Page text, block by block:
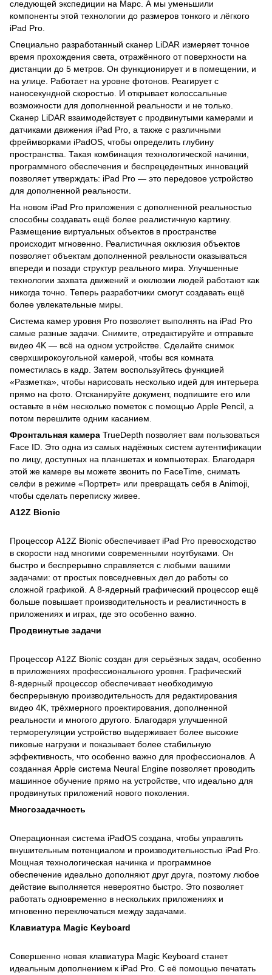
следующей экспедиции на Марс. А мы уменьшили
компоненты этой технологии до размеров тонкого и лёгкого
iPad Pro.
Специально разработанный сканер LiDAR измеряет точное
время прохождения света, отражённого от поверхности на
дистанции до 5 метров. Он функционирует и в помещении, и
на улице. Работает на уровне фотонов. Реагирует с
наносекундной скоростью. И открывает колоссальные
возможности для дополненной реальности и не только.
Сканер LiDAR взаимодействует с продвинутыми камерами и
датчиками движения iPad Pro, а также с различными
фреймворками iPadOS, чтобы определить глубину
пространства. Такая комбинация технологической начинки,
программного обеспечения и беспрецедентных инноваций
позволяет утверждать: iPad Pro — это передовое устройство
для дополненной реальности.
На новом iPad Pro приложения с дополненной реальностью
способны создавать ещё более реалистичную картину.
Размещение виртуальных объектов в пространстве
происходит мгновенно. Реалистичная окклюзия объектов
позволяет объектам дополненной реальности оказываться
впереди и позади структур реального мира. Улучшенные
технологии захвата движений и окклюзии людей работают как
никогда точно. Теперь разработчики смогут создавать ещё
более увлекательные миры.
Система камер уровня Pro позволяет выполнять на iPad Pro
самые разные задачи. Снимите, отредактируйте и отправьте
видео 4K — всё на одном устройстве. Сделайте снимок
сверхширокоугольной камерой, чтобы вся комната
поместилась в кадр. Затем воспользуйтесь функцией
«Разметка», чтобы нарисовать несколько идей для интерьера
прямо на фото. Отсканируйте документ, подпишите его или
оставьте в нём несколько пометок с помощью Apple Pencil, а
потом перешлите одним касанием.
Фронтальная камера TrueDepth позволяет вам пользоваться
Face ID. Это одна из самых надёжных систем аутентификации
по лицу, доступных на планшетах и компьютерах. Благодаря
этой же камере вы можете звонить по FaceTime, снимать
селфи в режиме «Портрет» или превращать себя в Animoji,
чтобы сделать переписку живее.
A12Z Bionic
Процессор A12Z Bionic обеспечивает iPad Pro превосходство
в скорости над многими современными ноутбуками. Он
быстро и беспрерывно справляется с любыми вашими
задачами: от простых повседневных дел до работы со
сложной графикой. А 8‑ядерный графический процессор ещё
больше повышает производительность и реалистичность в
приложениях и играх, где это особенно важно.
Продвинутые задачи
Процессор A12Z Bionic создан для серьёзных задач, особенно
в приложениях профессионального уровня. Графический
8‑ядерный процессор обеспечивает необходимую
беспрерывную производительность для редактирования
видео 4K, трёхмерного проектирования, дополненной
реальности и многого другого. Благодаря улучшенной
терморегуляции устройство выдерживает более высокие
пиковые нагрузки и показывает более стабильную
эффективность, что особенно важно для профессионалов. А
созданная Apple система Neural Engine позволяет проводить
машинное обучение прямо на устройстве, что идеально для
продвинутых приложений нового поколения.
Многозадачность
Операционная система iPadOS создана, чтобы управлять
внушительным потенциалом и производительностью iPad Pro.
Мощная технологическая начинка и программное
обеспечение идеально дополняют друг друга, поэтому любое
действие выполняется невероятно быстро. Это позволяет
работать одновременно в нескольких приложениях и
мгновенно переключаться между задачами.
Клавиатура Magic Keyboard
Совершенно новая клавиатура Magic Keyboard станет
идеальным дополнением к iPad Pro. С её помощью печатать